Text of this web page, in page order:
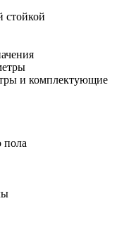
стойкой
и комплектующие
пола